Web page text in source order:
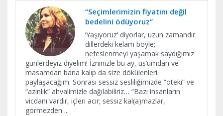
“Seçimlerimizin fiyatını değil
bedelini ödüyoruz”
‘Yaşıyoruz’ diyorlar, uzun zamandır
dillerdeki kelam böyle;
nefeslenmeyi yaşamak saydığımız
günlerdeyiz diyelim! İzninizle bu ay, us’umdan ve
masamdan bana kalıp da size dökülenleri
paylaşacağım. Sonrası sessiz sesliliğimizde “öteki” ve
“azınlık” ahvalimizle dağılabiliriz… “Bazı insanların
vicdanı vardır, içleri acır; sessiz kal(a)mazlar,
görmezden ...